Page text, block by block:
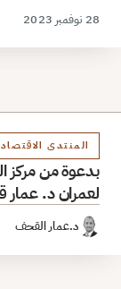
28 نوفمبر 2023
المنتدى
بدعوة من مركز
لعمران د. عمار
د.عمار القحف